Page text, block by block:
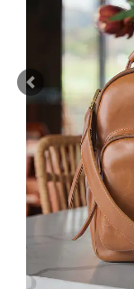
Previous